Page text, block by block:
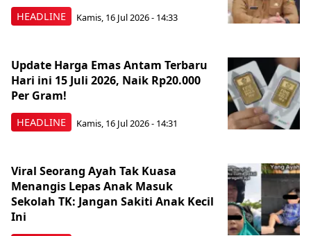
HEADLINE Kamis, 16 Jul 2026 - 14:33
HEADLINE
Update Harga Emas Antam Terbaru
Hari ini 15 Juli 2026, Naik Rp20.000
Per Gram!
Kamis, 16 Jul 2026 - 14:31
Viral Seorang Ayah Tak Kuasa
Menangis Lepas Anak Masuk
Sekolah TK: Jangan Sakiti Anak Kecil
Ini